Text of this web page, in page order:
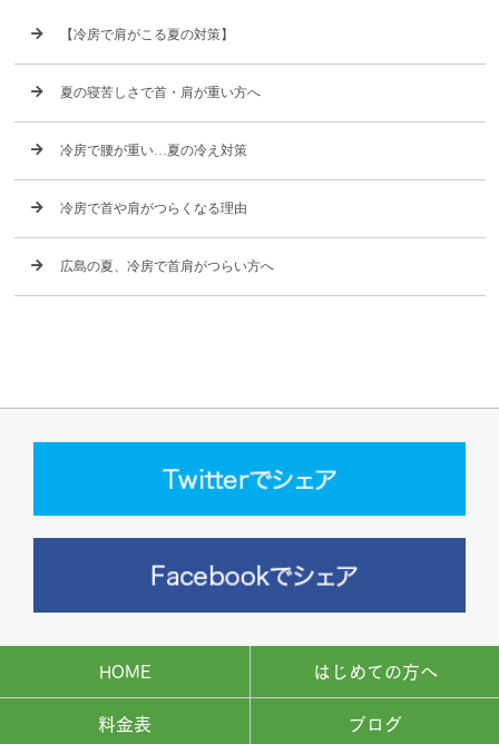
【冷房で肩がこる夏の対策】
夏の寝苦しさで首・肩が重い方へ
冷房で腰が重い…夏の冷え対策
冷房で首や肩がつらくなる理由
広島の夏、冷房で首肩がつらい方へ
HOME はじめての方へ
料金表 ブログ